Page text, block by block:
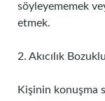
söyleyememek
etmek.
2. Akıcılık
Kişinin konuşma